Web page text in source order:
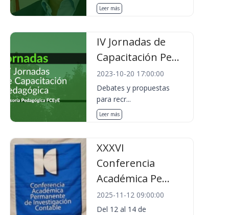
Leer más
IV Jornadas de
Capacitación Pe...
2023-10-20 17:00:00
Debates y propuestas
para recr...
Leer más
XXXVI
Conferencia
Académica Pe...
2025-11-12 09:00:00
Del 12 al 14 de